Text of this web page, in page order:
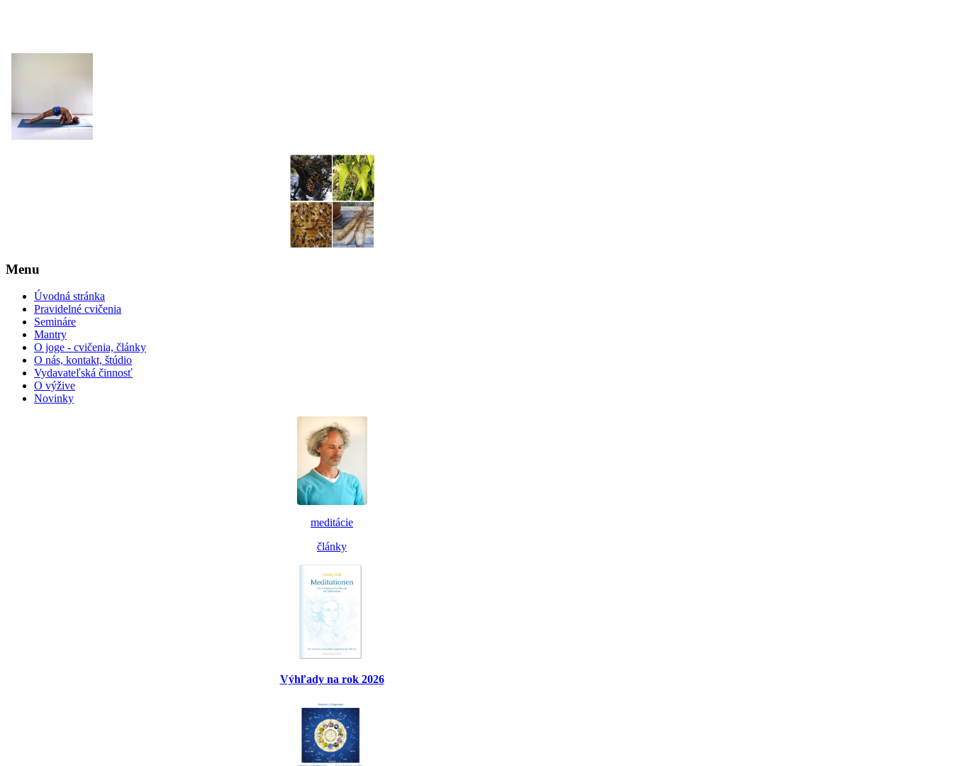
Menu
Úvodná stránka
Pravidelné cvičenia
Semináre
Mantry
O joge - cvičenia, články
O nás, kontakt, štúdio
Vydavateľská činnosť
O výžive
Novinky
meditácie
články
Výhľady na rok 2026